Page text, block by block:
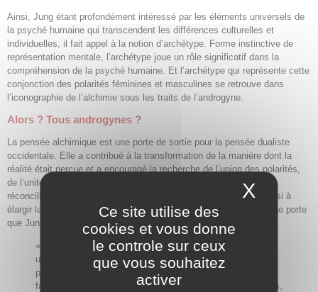
Ainsi, Jung étant profondément intéressé par les éléments universels de
la psyché humaine qui transcendent les différences culturelles et
individuelles, il fait appel à la notion d’archétype. Forme instinctive de
représentation mentale, l’archétype joue un rôle significatif dans la
compréhension de la psyché humaine. Et l’archétype qui représente cette
conjonction des polarités féminines et masculines se retrouve dans
l’iconographie de l’alchimie sous les traits de l’androgyne.
Alors ? Tous androgynes ?
La pensée alchimique est une porte de sortie pour la pensée dualiste
occidentale. Elle a contribué à la transformation de la manière dont la
réalité était perçue et a encouragé la recherche de l’union des polarités,
de l’unité, de l’intégration en offrant une voie pour explorer leur
réconciliation vers la transcendance des opposés, contribuant ainsi à
élargir la compréhension de la réalité et de la psyché humaine. Une porte
que Jung n’hésite pas à ouvrir :
« Il nous apparaît aujourd’hui avec évidence que ce serait
une impardonnable erreur de ne voir, dans le courant de
pensée alchimique, comme cela a été trop facilement le
fait, que des opérations de cornues et de fourneaux. Certes,
Ce site utilise des
cookies et vous donne
le controle sur ceux
que vous souhaitez
activer
X